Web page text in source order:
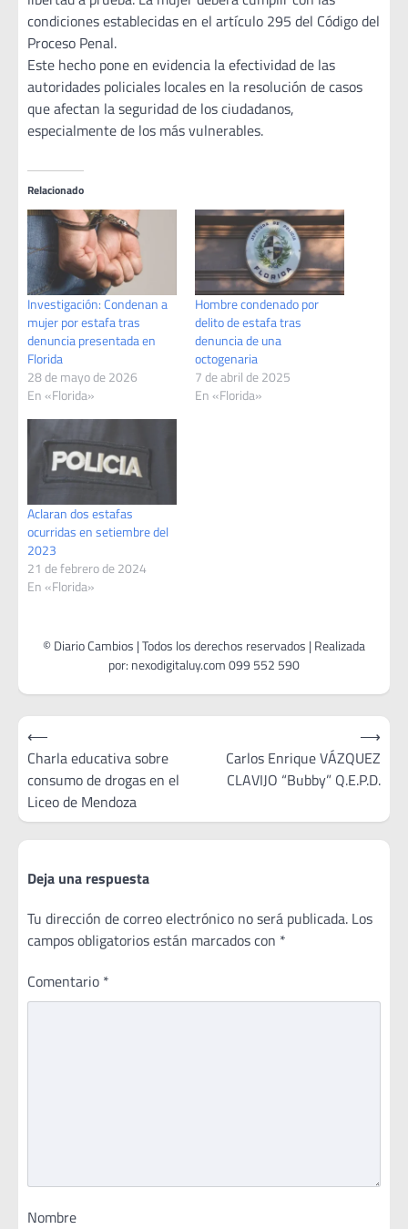
condiciones establecidas en el artículo 295 del Código del
Proceso Penal.
Este hecho pone en evidencia la efectividad de las
autoridades policiales locales en la resolución de casos
que afectan la seguridad de los ciudadanos,
especialmente de los más vulnerables.
Relacionado
Investigación: Condenan a
mujer por estafa tras
denuncia presentada en
Florida
28 de mayo de 2026
En «Florida»
Hombre condenado por
delito de estafa tras
denuncia de una
octogenaria
7 de abril de 2025
En «Florida»
Aclaran dos estafas
ocurridas en setiembre del
2023
21 de febrero de 2024
En «Florida»
Navegación
de
entradas
⟵
Charla educativa sobre
consumo de drogas en el
Liceo de Mendoza
Carlos Enrique VÁZQUEZ
CLAVIJO “Bubby” Q.E.P.D.
⟶
Deja una respuesta
Tu dirección de correo electrónico no será publicada. Los
campos obligatorios están marcados con *
Comentario *
Nombre